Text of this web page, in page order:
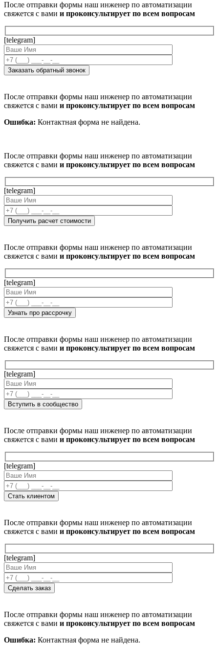
После отправки формы наш инженер по автоматизации
свяжется с вами и проконсультирует по всем вопросам
[telegram]
После отправки формы наш инженер по автоматизации
свяжется с вами и проконсультирует по всем вопросам
Ошибка: Контактная форма не найдена.
После отправки формы наш инженер по автоматизации
свяжется с вами и проконсультирует по всем вопросам
[telegram]
После отправки формы наш инженер по автоматизации
свяжется с вами и проконсультирует по всем вопросам
[telegram]
После отправки формы наш инженер по автоматизации
свяжется с вами и проконсультирует по всем вопросам
[telegram]
После отправки формы наш инженер по автоматизации
свяжется с вами и проконсультирует по всем вопросам
[telegram]
После отправки формы наш инженер по автоматизации
свяжется с вами и проконсультирует по всем вопросам
[telegram]
После отправки формы наш инженер по автоматизации
свяжется с вами и проконсультирует по всем вопросам
Ошибка: Контактная форма не найдена.